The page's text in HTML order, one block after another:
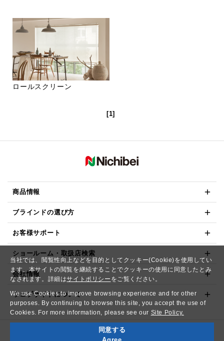
当社では、閲覧性向上などを目的としてクッキー(Cookie)を使用してい
ます。本サイトの閲覧を継続することでクッキーの使用に同意したとみ
なされます。詳細はサイトポリシー をご覧ください。
We use Cookies to improve browsing experience and for other
purposes. By continuing to browse this site, you accept the use of
Cookies. For more information, please see our Site Policy.
同意する
ロールスクリーン
[1]
商品情報
ブラインドの選び方
お客様サポート
ショールーム・取扱店検索
会社情報
ウェブサイトについて
Copyright© NICHIBEI CO.,LTD. All Rights Reserved.